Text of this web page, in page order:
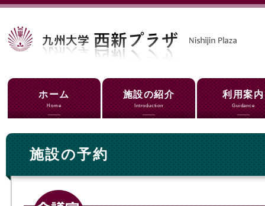
ホーム
Home
施設の紹介
Introduction
利用案内
Guidance
施設の予約